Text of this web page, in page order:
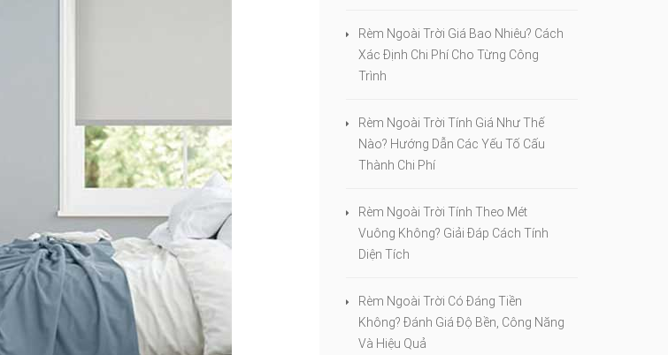
Rèm Ngoài Trời Giá Bao Nhiêu? Cách
Xác Định Chi Phí Cho Từng Công
Trình
Rèm Ngoài Trời Tính Giá Như Thế
Nào? Hướng Dẫn Các Yếu Tố Cấu
Thành Chi Phí
Rèm Ngoài Trời Tính Theo Mét
Vuông Không? Giải Đáp Cách Tính
Diện Tích
Rèm Ngoài Trời Có Đáng Tiền
Không? Đánh Giá Độ Bền, Công Năng
Và Hiệu Quả